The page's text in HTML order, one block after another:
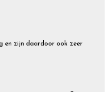
en zijn daardoor ook zeer